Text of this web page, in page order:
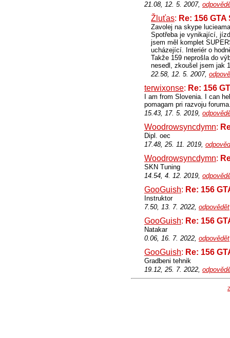
21.08, 12. 5. 2007,
Žluťas: Re: 156
Zavolej na skype
Spotřeba je vynikající,
jsem měl komplet
ucházející. Interiér o
Takže 159 neprošla do
nesedl, zkoušel jsem jak
22.58, 12. 5. 2007,
terwixonse: Re: 156
I am from Slovenia. I can
pomagam pri razvoju
15.43, 17. 5. 2019,
Woodrowsyncdymn:
Dipl. oec
17.48, 25. 11. 2019,
Woodrowsyncdymn:
SKN Tuning
14.54, 4. 12. 2019,
GooGuish: Re: 156
Instruktor
7.50, 13. 7. 2022, odpovědět
GooGuish: Re: 156
Natakar
0.06, 16. 7. 2022, odpovědět
GooGuish: Re: 156
Gradbeni tehnik
19.12, 25. 7. 2022,